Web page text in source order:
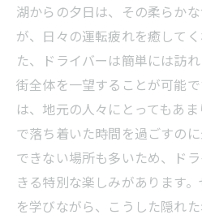
四季折々の自然を楽
ドライバーのための
ごし方
島根県松江市でドライバ
と美食
松江自慢の温泉を巡
ドライバーにおすす
温泉と食事で心も体
湖からの夕日は、その柔らか
が、日々の運転疲れを癒して
た、ドライバーは簡単には訪
街全体を一望することが可能
は、地元の人々にとってもあ
で落ち着いた時間を過ごすの
できない場所も多いため、ド
きる特別な楽しみがあります
を学びながら、こうした隠れ